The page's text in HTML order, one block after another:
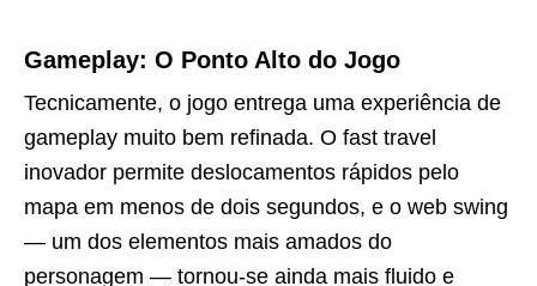
Gameplay: O Ponto Alto do Jogo
Tecnicamente, o jogo entrega uma experiência de
gameplay muito bem refinada. O fast travel
inovador permite deslocamentos rápidos pelo
mapa em menos de dois segundos, e o web swing
— um dos elementos mais amados do
personagem — tornou-se ainda mais fluido e